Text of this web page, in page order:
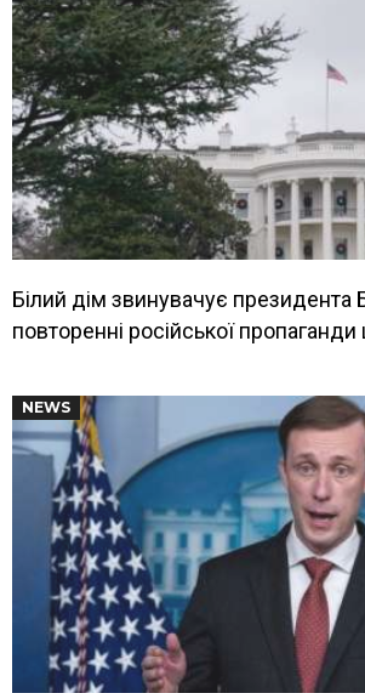
Білий дім звинувачує президента
повторенні російської
NEWS